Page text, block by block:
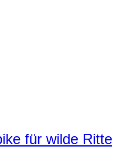
für wilde Ritte